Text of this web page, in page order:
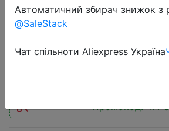
21700 26700 18350 9V
$20.68
Промокод:
Автоматичний збирач знижок з
@SaleStack
Чат спільноти Aliexpress Україна